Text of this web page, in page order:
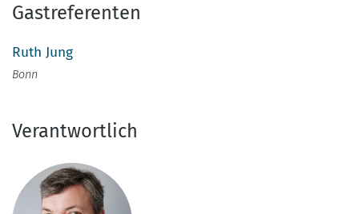
Gastreferenten
Ruth Jung
Bonn
Verantwortlich